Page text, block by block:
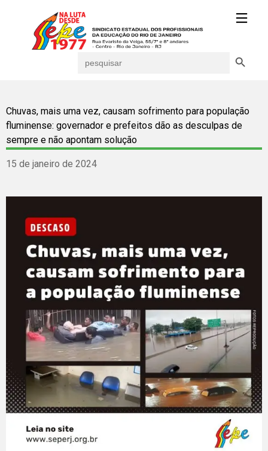
for:
Chuvas, mais uma vez, causam sofrimento para população
fluminense: governador e prefeitos dão as desculpas de
sempre e não apontam solução
15 de janeiro de 2024